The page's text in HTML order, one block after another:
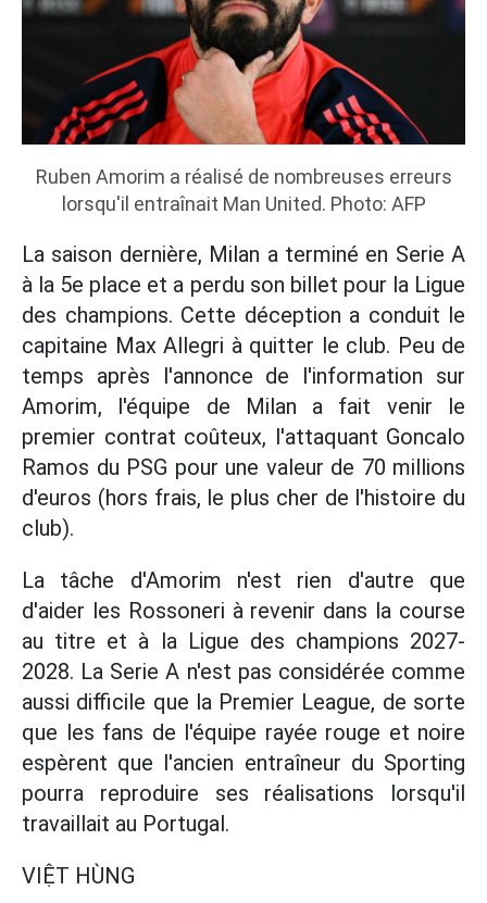
Ruben Amorim a réalisé de nombreuses erreurs
lorsqu'il entraînait Man United. Photo: AFP
La saison dernière, Milan a terminé en Serie A
à la 5e place et a perdu son billet pour la Ligue
des champions. Cette déception a conduit le
capitaine Max Allegri à quitter le club. Peu de
temps après l'annonce de l'information sur
Amorim, l'équipe de Milan a fait venir le
premier contrat coûteux, l'attaquant Goncalo
Ramos du PSG pour une valeur de 70 millions
d'euros (hors frais, le plus cher de l'histoire du
club).
La tâche d'Amorim n'est rien d'autre que
d'aider les Rossoneri à revenir dans la course
au titre et à la Ligue des champions 2027-
2028. La Serie A n'est pas considérée comme
aussi difficile que la Premier League, de sorte
que les fans de l'équipe rayée rouge et noire
espèrent que l'ancien entraîneur du Sporting
pourra reproduire ses réalisations lorsqu'il
travaillait au Portugal.
VIỆT HÙNG